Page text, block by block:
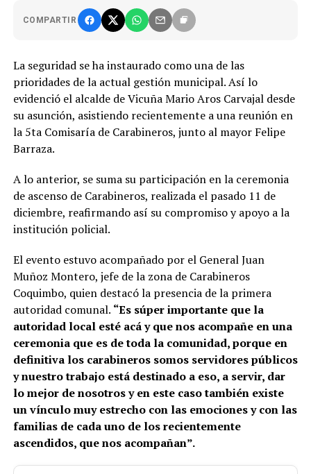
COMPARTIR
La seguridad se ha instaurado como una de las
prioridades de la actual gestión municipal. Así lo
evidenció el alcalde de Vicuña Mario Aros Carvajal desde
su asunción, asistiendo recientemente a una reunión en
la 5ta Comisaría de Carabineros, junto al mayor Felipe
Barraza.
A lo anterior, se suma su participación en la ceremonia
de ascenso de Carabineros, realizada el pasado 11 de
diciembre, reafirmando así su compromiso y apoyo a la
institución policial.
El evento estuvo acompañado por el General Juan
Muñoz Montero, jefe de la zona de Carabineros
Coquimbo, quien destacó la presencia de la primera
autoridad comunal. “Es súper importante que la
autoridad local esté acá y que nos acompañe en una
ceremonia que es de toda la comunidad, porque en
definitiva los carabineros somos servidores públicos
y nuestro trabajo está destinado a eso, a servir, dar
lo mejor de nosotros y en este caso también existe
un vínculo muy estrecho con las emociones y con las
familias de cada uno de los recientemente
ascendidos, que nos acompañan”.